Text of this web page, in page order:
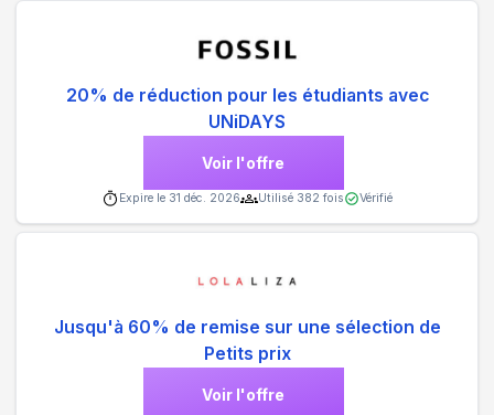
20% de réduction pour les étudiants avec
UNiDAYS
Voir l'offre
Expire le 31 déc. 2026 Utilisé 382 fois Vérifié
Jusqu'à 60% de remise sur une sélection de
Petits prix
Voir l'offre